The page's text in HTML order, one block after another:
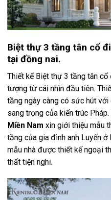
Biệt thự 3 tầng tân cổ
tại đồng nai.
Thiết kế Biệt thự 3 tầng tân cổ
tượng từ cái nhìn đầu tiên.
tầng ngày càng có sức hút
sang trọng của kiến trúc Pháp.
Miền Nam xin giới thiệu mẫu
tầng của gia đình anh Luyến
mẫu nhà được thiết kế ngoại
thất tiện nghi.